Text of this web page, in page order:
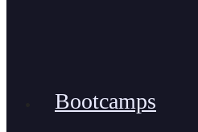
Bootcamps